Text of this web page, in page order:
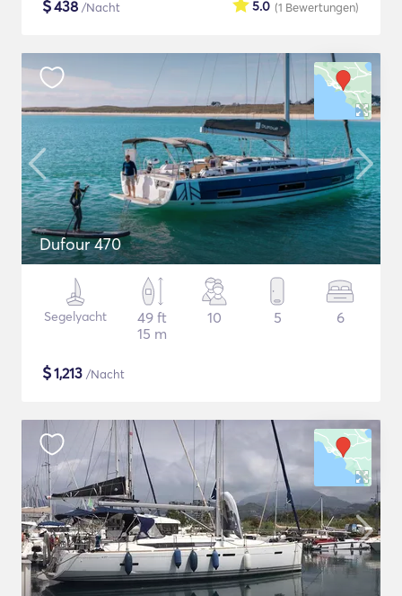
$438 /Nacht (1 Bewertungen)
5.0
Dufour 470
Segelyacht
49 ft
15 m
10 5 6
$1,213 /Nacht